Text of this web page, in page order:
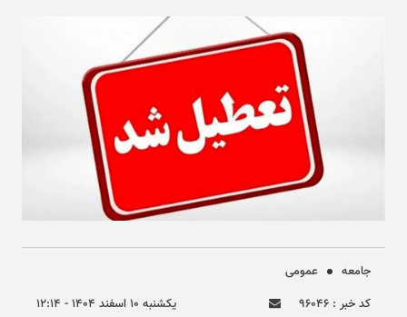
جامعه
عمومی
کد خبر : ۹۶۰۴۶
يکشنبه ۱۰ اسفند ۱۴۰۴ - ۱۲:۱۴